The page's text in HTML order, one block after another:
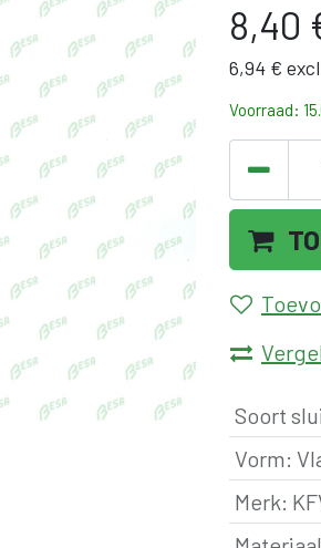
8,40
6,94 €
Voorraad:
Soort
Vorm:
Merk: